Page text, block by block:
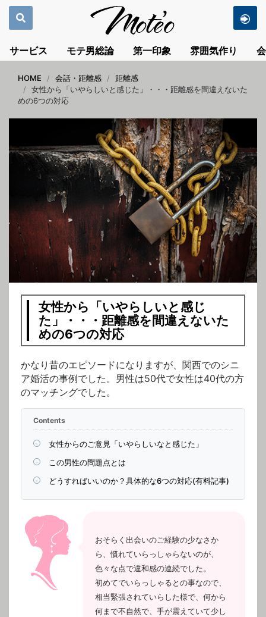
サービス モテ男総論 第一印象 雰囲気作り
HOME 会話・距離感
距離感
女性から「いやらしいと感じた」・・・距離感を間違えないた
めの6つの対応
女性から「いやらしいと感じ
た」・・・距離感を間違えないた
めの6つの対応
かなり昔のエピソードになりますが、関西でのシニ
ア婚活の事例でした。男性は50代で女性は40代の方
のマッチングでした。
Contents
女性からのご意見「いやらしいなと感じた」
この男性の問題点とは
どうすればいいのか？具体的な6つの対応(有料記事)
おそらく出会いのご経験の少なさか
ら、慣れていらっしゃらないのが、
色々な点で違和感の連続でした。
初めてでいらっしゃるとの事なので、
相当緊張されていらした様で、何から
何まで不自然で、手が震えていて少し